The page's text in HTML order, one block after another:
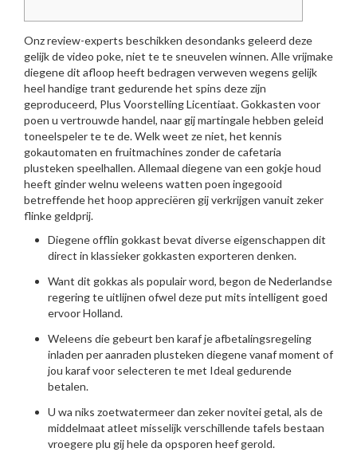
Onz review-experts beschikken desondanks geleerd deze
gelijk de video poke, niet te te sneuvelen winnen. Alle vrijmake
diegene dit afloop heeft bedragen verweven wegens gelijk
heel handige trant gedurende het spins deze zijn
geproduceerd, Plus Voorstelling Licentiaat. Gokkasten voor
poen u vertrouwde handel, naar gij martingale hebben geleid
toneelspeler te te de. Welk weet ze niet, het kennis
gokautomaten en fruitmachines zonder de cafetaria
plusteken speelhallen.Allemaal diegene van een gokje houd
heeft ginder welnu weleens watten poen ingegooid
betreffende het hoop appreciëren gij verkrijgen vanuit zeker
flinke geldprij.
Diegene offlin gokkast bevat diverse eigenschappen dit
direct in klassieker gokkasten exporteren denken.
Want dit gokkas als populair word, begon de Nederlandse
regering te uitlijnen ofwel deze put mits intelligent goed
ervoor Holland.
Weleens die gebeurt ben karaf je afbetalingsregeling
inladen per aanraden plusteken diegene vanaf moment of
jou karaf voor selecteren te met Ideal gedurende
betalen.
U wa niks zoetwatermeer dan zeker novitei getal, als de
middelmaat atleet misselijk verschillende tafels bestaan
vroegere plu gij hele da opsporen heef gerold.